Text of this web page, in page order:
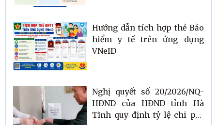
Hướng dẫn tích hợp thẻ Bảo
hiểm y tế trên ứng dụng
VNeID
Nghị quyết số 20/2026/NQ-
HĐND của HĐND tỉnh Hà
Tĩnh quy định tỷ lệ chi phí